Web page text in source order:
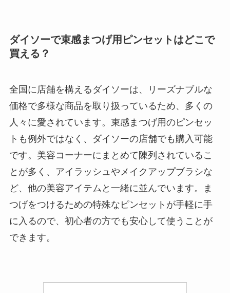
ダイソーで束感まつげ用ピンセットはどこで
買える？
全国に店舗を構えるダイソーは、リーズナブルな
価格で多様な商品を取り扱っているため、多くの
人々に愛されています。束感まつげ用のピンセッ
トも例外ではなく、ダイソーの店舗でも購入可能
です。美容コーナーにまとめて陳列されているこ
とが多く、アイラッシュやメイクアップブラシな
ど、他の美容アイテムと一緒に並んでいます。ま
つげをつけるための特殊なピンセットが手軽に手
に入るので、初心者の方でも安心して使うことが
できます。